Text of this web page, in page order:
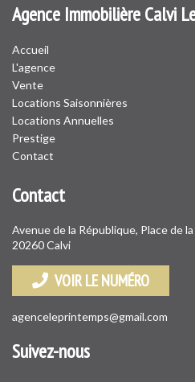
Agence Immobilière Calvi
Accueil
L'agence
Vente
Locations Saisonnières
Locations Annuelles
Prestige
Contact
Contact
Avenue de la République, Place de
20260 Calvi
VOIR LE NUMÉRO
agenceleprintemps@gmail.com
Suivez-nous